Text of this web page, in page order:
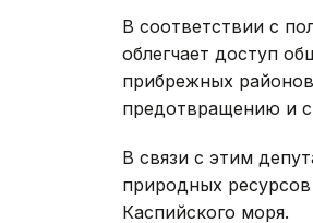
В соответствии с
облегчает доступ
прибрежных
предотвращению и
В связи с этим
природных
Каспийского моря.